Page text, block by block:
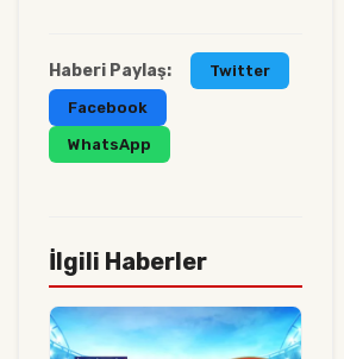
Haberi Paylaş: Twitter
Facebook
WhatsApp
İlgili Haberler